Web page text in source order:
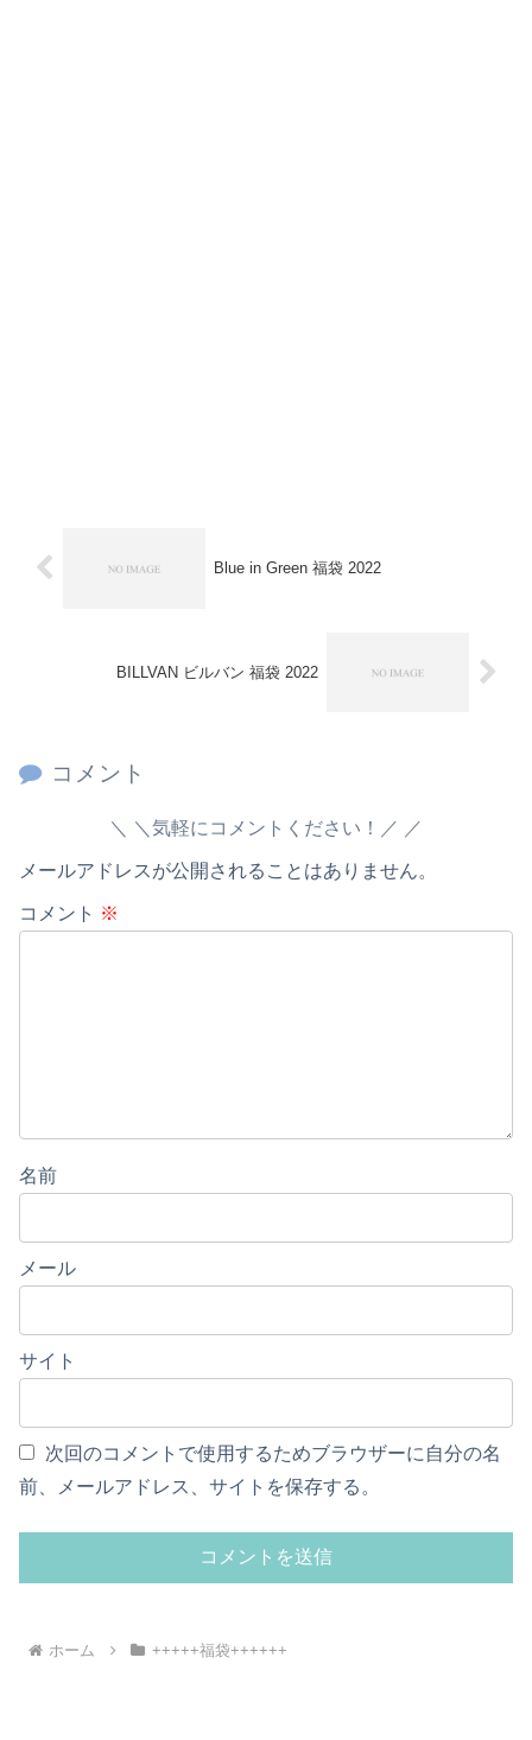
Blue in Green 福袋 2022
BILLVAN ビルバン 福袋 2022
コメント
＼気軽にコメントください！／
メールアドレスが公開されることはありません。
コメント ※
名前
メール
サイト
次回のコメントで使用するためブラウザーに自分の名
前、メールアドレス、サイトを保存する。
ホーム +++++福袋++++++